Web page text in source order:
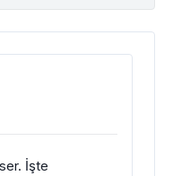
İşte